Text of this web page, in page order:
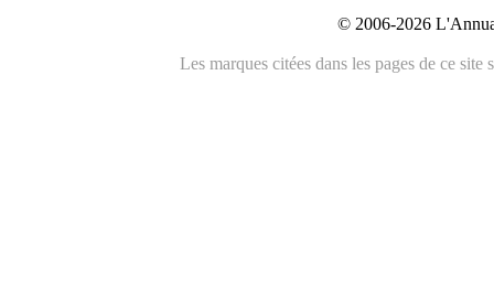
© 2006-2026
Les marques citées dans les pages de ce